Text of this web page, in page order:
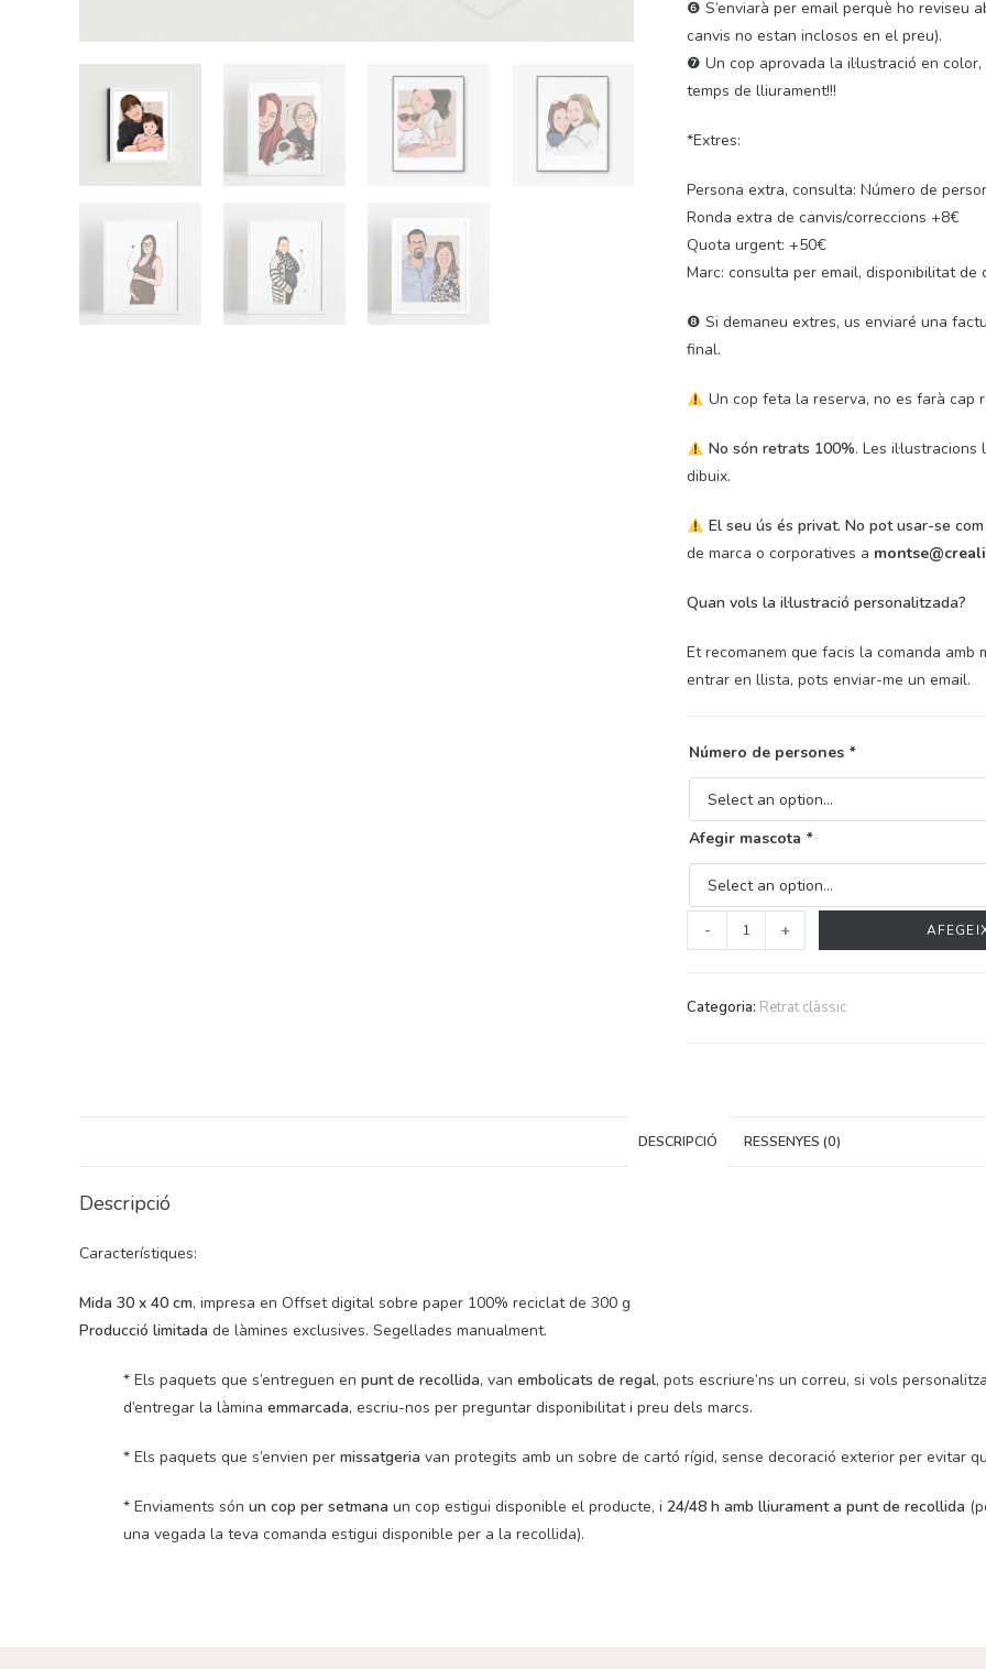
❻ S’enviarà per email perquè ho reviseu
canvis no estan inclosos en el preu).
❼ Un cop aprovada la il·lustració en color,
temps de lliurament!!!
*Extres:
Persona extra, consulta: Número de
Ronda extra de canvis/correccions +8€
Quota urgent: +50€
Marc: consulta per email, disponibilitat de
❽ Si demaneu extres, us enviaré una
final.
Un cop feta la reserva, no es farà cap
No són retrats 100%. Les
dibuix.
El seu ús és privat. No pot usar-se
de marca o corporatives a
Quan vols la il·lustració personalitzada?
Et recomanem que facis la comanda amb
entrar en llista, pots enviar-me un email.
Número de persones *
Afegir mascota *
- +
Categoria: Retrat clàssic
DESCRIPCIÓ RESSENYES (0)
Descripció
Característiques:
Mida 30 x 40 cm, impresa en Offset digital sobre paper 100% reciclat de 300 g
Producció limitada de làmines exclusives. Segellades manualment.
* Els paquets que s’entreguen en punt de recollida, van embolicats de regal, pots escriure’ns un correu, si vols
d’entregar la làmina emmarcada, escriu-nos per preguntar disponibilitat i preu dels marcs.
* Els paquets que s’envien per missatgeria van protegits amb un sobre de cartó rígid, sense decoració exterior per evitar
* Enviaments són un cop per setmana un cop estigui disponible el producte, i 24/48 h amb lliurament a punt de recollida
una vegada la teva comanda estigui disponible per a la recollida).